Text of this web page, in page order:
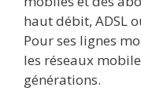
haut débit, ADSL
Pour ses lignes
les réseaux
générations.